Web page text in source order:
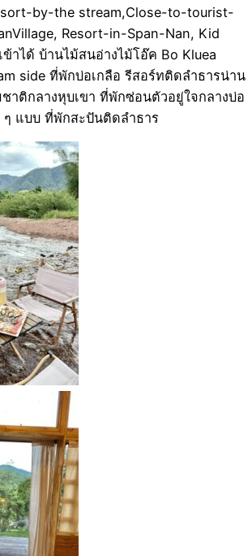
by-the stream,Close-to-tourist-
Resort-in-Span-Nan, Kid
ข้าได้ บ้านไม้สนอ่างไม้โอ๊ค Bo Kluea
side ที่พักบ่อเกลือ รีสอร์ทติดลำธารน่าน
าติกลางหุบเขา ที่พักซ่อนตัวอยู่ใจกลางบ่อ
ๆ แบบ ที่พักสะปันติดลำธาร